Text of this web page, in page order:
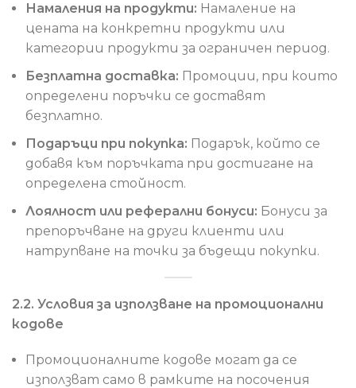
Намаления на продукти: Намаление на
цената на конкретни продукти или
категории продукти за ограничен период.
Безплатна доставка: Промоции, при които
определени поръчки се доставят
безплатно.
Подаръци при покупка: Подарък, който се
добавя към поръчката при достигане на
определена стойност.
Лоялност или реферални бонуси: Бонуси за
препоръчване на други клиенти или
натрупване на точки за бъдещи покупки.
2.2. Условия за използване на промоционални
кодове
Промоционалните кодове могат да се
използват само в рамките на посочения